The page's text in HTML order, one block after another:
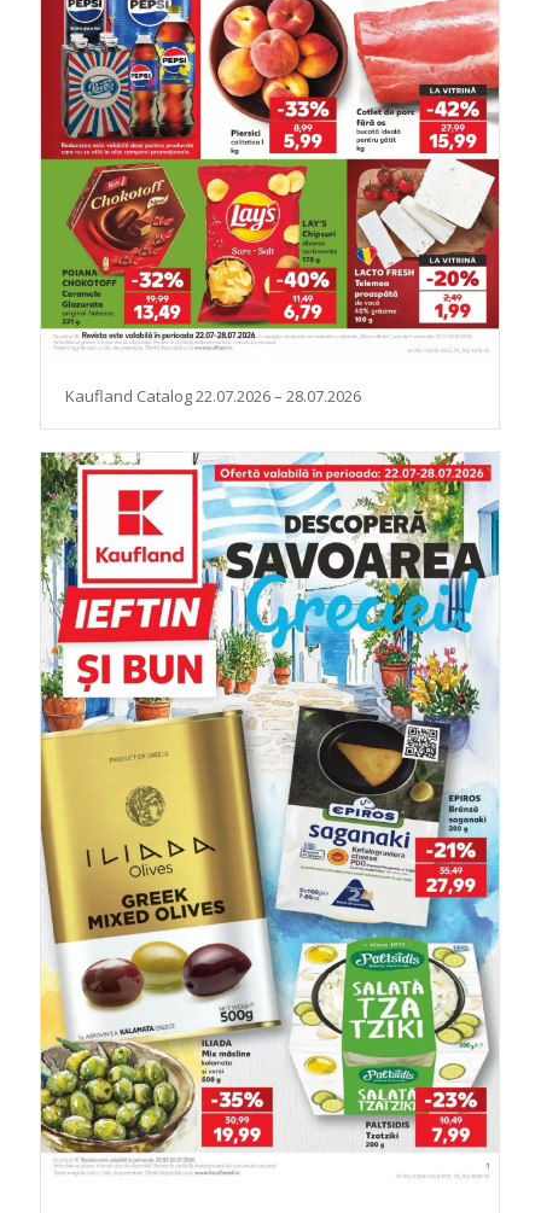
Kaufland Catalog 22.07.2026 – 28.07.2026